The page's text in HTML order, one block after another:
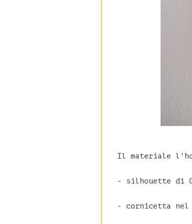
Il materiale l'ho
- silhouette di
- cornicetta nel